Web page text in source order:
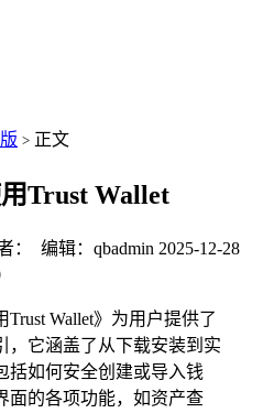
> 正文
Trust Wallet
： 编辑：qbadmin 2025-12-28
Trust Wallet》为用户提供了
，它涵盖了从下载安装到实
括如何安全创建或导入钱
面的各项功能，如资产查